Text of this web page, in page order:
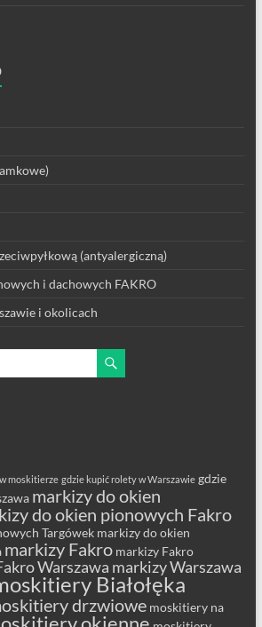
(antyalergiczną)
i dachowych FAKRO
i okolicach
moskitierze gdzie kupić rolety w Warszawie gdzie
markizy do okien
do okien pionowych Fakro
Targówek markizy do okien
markizy Fakro markizy Fakro
Warszawa markizy Warszawa
Białołęka
drzwiowe moskitiery na